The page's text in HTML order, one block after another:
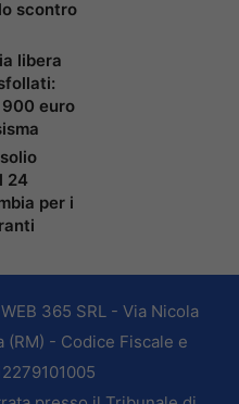
scontro
libera
euro
24
per i
365 SRL - Via Nicola
(RM) - Codice Fiscale e